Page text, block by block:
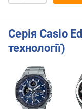
Серія Casio
технології)